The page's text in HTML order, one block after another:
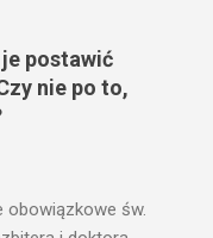
postawić
nie po to,
obowiązkowe św.